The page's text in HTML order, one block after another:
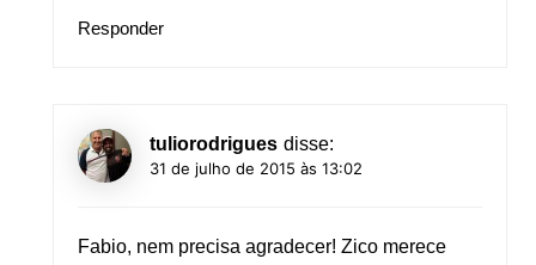
Responder
tuliorodrigues disse:
31 de julho de 2015 às 13:02
Fabio, nem precisa agradecer! Zico merece